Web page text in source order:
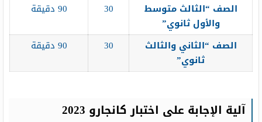
الصف “الثالث متوسط
والأول ثانوي”
30 90 دقيقة
الصف “الثاني والثالث
ثانوي”
30 90 دقيقة
آلية الإجابة على اختبار كانجارو 2023